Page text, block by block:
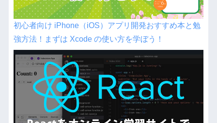
初心者向け iPhone（iOS）アプリ開発おすすめ本と勉
強方法！まずは Xcode の使い方を学ぼう！